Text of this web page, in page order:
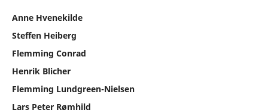
Anne Hvenekilde
Steffen Heiberg
Flemming Conrad
Henrik Blicher
Flemming Lundgreen-Nielsen
Lars Peter Rømhild